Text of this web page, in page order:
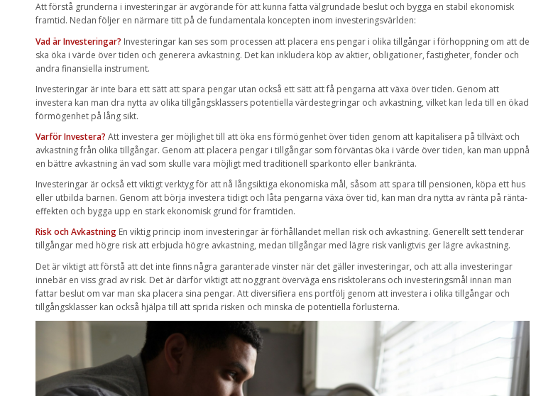
Att förstå grunderna i investeringar är avgörande för att kunna fatta välgrundade beslut och bygga en stabil ekonomisk
framtid. Nedan följer en närmare titt på de fundamentala koncepten inom investeringsvärlden:
Vad är Investeringar? Investeringar kan ses som processen att placera ens pengar i olika tillgångar i förhoppning om att de
ska öka i värde över tiden och generera avkastning. Det kan inkludera köp av aktier, obligationer, fastigheter, fonder och
andra finansiella instrument.
Investeringar är inte bara ett sätt att spara pengar utan också ett sätt att få pengarna att växa över tiden. Genom att
investera kan man dra nytta av olika tillgångsklassers potentiella värdestegringar och avkastning, vilket kan leda till en ökad
förmögenhet på lång sikt.
Varför Investera? Att investera ger möjlighet till att öka ens förmögenhet över tiden genom att kapitalisera på tillväxt och
avkastning från olika tillgångar. Genom att placera pengar i tillgångar som förväntas öka i värde över tiden, kan man uppnå
en bättre avkastning än vad som skulle vara möjligt med traditionell sparkonto eller bankränta.
Investeringar är också ett viktigt verktyg för att nå långsiktiga ekonomiska mål, såsom att spara till pensionen, köpa ett hus
eller utbilda barnen. Genom att börja investera tidigt och låta pengarna växa över tid, kan man dra nytta av ränta på ränta-
effekten och bygga upp en stark ekonomisk grund för framtiden.
Risk och Avkastning En viktig princip inom investeringar är förhållandet mellan risk och avkastning. Generellt sett tenderar
tillgångar med högre risk att erbjuda högre avkastning, medan tillgångar med lägre risk vanligtvis ger lägre avkastning.
Det är viktigt att förstå att det inte finns några garanterade vinster när det gäller investeringar, och att alla investeringar
innebär en viss grad av risk. Det är därför viktigt att noggrant överväga ens risktolerans och investeringsmål innan man
fattar beslut om var man ska placera sina pengar. Att diversifiera ens portfölj genom att investera i olika tillgångar och
tillgångsklasser kan också hjälpa till att sprida risken och minska de potentiella förlusterna.